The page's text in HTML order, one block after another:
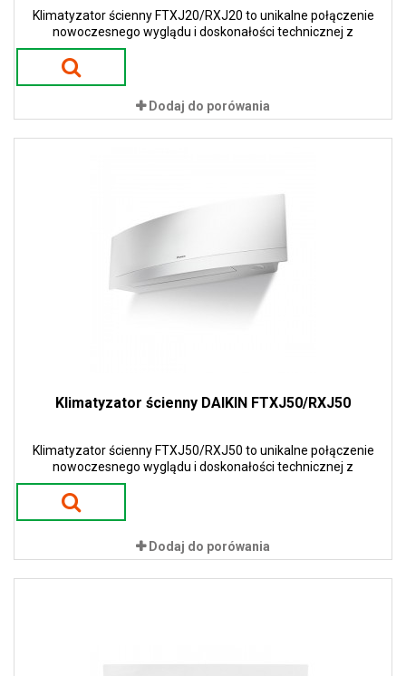
Klimatyzator ścienny FTXJ20/RXJ20 to unikalne połączenie
nowoczesnego wyglądu i doskonałości technicznej z
eleganckim wykończeniem. Dostępność w dwóch wariantach
Dodaj do porówania
Klimatyzator ścienny DAIKIN FTXJ50/RXJ50
Klimatyzator ścienny FTXJ50/RXJ50 to unikalne połączenie
nowoczesnego wyglądu i doskonałości technicznej z
eleganckim wykończeniem.
Dodaj do porówania